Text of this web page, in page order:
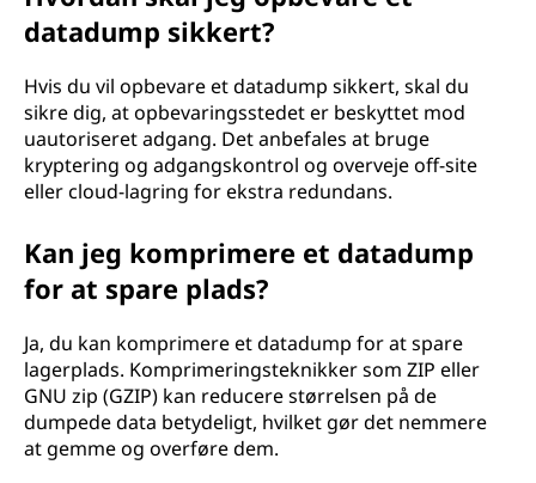
datadump sikkert?
Hvis du vil opbevare et datadump sikkert, skal du
sikre dig, at opbevaringsstedet er beskyttet mod
uautoriseret adgang. Det anbefales at bruge
kryptering og adgangskontrol og overveje off-site
eller cloud-lagring for ekstra redundans.
Kan jeg komprimere et datadump
for at spare plads?
Ja, du kan komprimere et datadump for at spare
lagerplads. Komprimeringsteknikker som ZIP eller
GNU zip (GZIP) kan reducere størrelsen på de
dumpede data betydeligt, hvilket gør det nemmere
at gemme og overføre dem.